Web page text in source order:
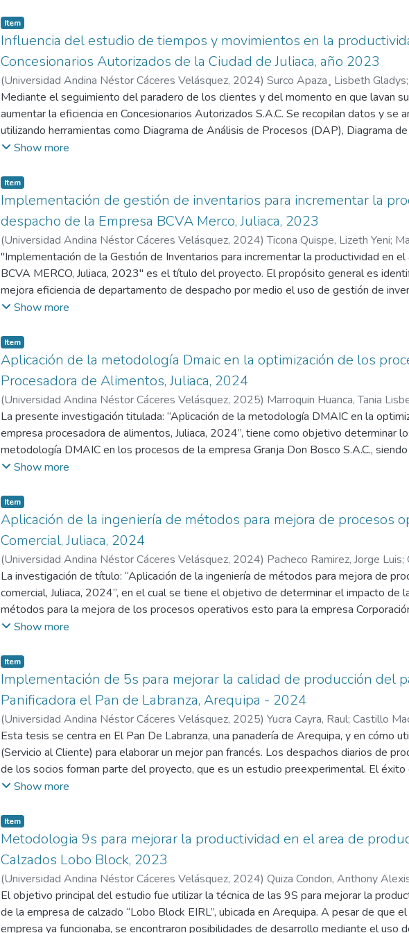
programadas como organización, produciéndose desviaciones referidos a lo
de estudio son los diferentes procesos y actividades de operaciones constructivas y
los resultados se espera mejorar los niveles de productividad, eficiencia y eficacia en
comprendidas para las operaciones correspondientes. Se aprecia al final que la
indicadores de gestión permiten tener un efecto directo y positivo en la productividad
actividades y las mejoras correspondientes.
Item
Influencia del estudio de tiempos y movimientos en la
Concesionarios Autorizados de la Ciudad de Juliaca, año 2023
(Universidad Andina Néstor Cáceres Velásquez, 2024) Surco Apaza¸ Lisbeth Gladys;
Universidad Andina Néstor Cáceres Velásquez
Mediante el seguimiento del paradero de los clientes y del momento en que lavan
aumentar la eficiencia en Concesionarios Autorizados S.A.C. Se recopilan datos y se
utilizando herramientas como Diagrama de Análisis de Procesos (DAP), Diagrama
Operación de Procesos (DOP). La investigación emplea un enfoque descriptivo no
actual de estudiar los tiempos y los movimientos es inadecuada. La investigación
cuenta las tecnologías nuevas que facilitan efectuación de actividades en menos
de lavado de coches y más dinero en el banco. El estudio se basa en paradigma
descriptivo no experimental. Utiliza sobre todo diagramas de procesos, como
procesos además diagrama de recorrido, para mostrar cómo pueden mejorarse los
Show more
Item
Implementación de gestión de inventarios para incrementar la
despacho de la Empresa BCVA Merco, Juliaca, 2023
(Universidad Andina Néstor Cáceres Velásquez, 2024)Ticona Quispe, Lizeth Yeni;
Universidad Andina Néstor Cáceres Velásquez
"Implementación de la Gestión de Inventarios para incrementar la productividad en
BCVA MERCO, Juliaca, 2023" es el título del proyecto. El propósito general es
mejora eficiencia de departamento de despacho por medio el uso de gestión de
es la variable independiente en este estudio, y población se define como
El estudio emplea una perspectiva cuantitativa y un diseño experimental para analizar
diversas técnicas de medición. Se utilizaron tarjetas de registro válidas y fiables e
información, que se detallan en gráficos además de tablas.
La ejecución de gestión de inventarios aumenta producción del 57,84% al 87,34%,
responsable y las aplicaciones proporcionadas lograron el objetivo del análisis. Esta
conclusiones.
La productividad, el índice de excelencia de pedidos, la rotación de existencias y la
de los conceptos más relevantes en este campo.
Show more
Item
Aplicación de la metodología Dmaic en la optimización de los
Procesadora de Alimentos, Juliaca, 2024
(Universidad Andina Néstor Cáceres Velásquez, 2025) Marroquin Huanca, Tania
Esteban;Universidad Andina Néstor Cáceres Velásquez
La presente investigación titulada: “Aplicación de la metodología DMAIC en la
empresa procesadora de alimentos, Juliaca, 2024”, tiene como objetivo determinar
metodología DMAIC en los procesos de la empresa Granja Don Bosco S.A.C., siendo
filosofía SIX Sigma, la cual está trabajando en torno a cinco principios de la
Esta investigación es de enfoque cuantitativo, de diseño no experimental, de tipo
técnicas e instrumentos para la obtención de datos se basan en herramientas de la
análisis documental de algunas de las estadísticas previas, las cuales se usarán a
secundarias, además de la observación directa para determinar el peso de los
la línea de producción de lácteos, específicamente en la producción de quesos, los
procesos a las cuales se aplicará las etapas del ciclo DMAIC. Por lo que al final se
de esta metodología en la optimización de los procesos de la empresa GRANJA
Show more
Item
Aplicación de la ingeniería de métodos para mejora de procesos
Comercial, Juliaca, 2024
(Universidad Andina Néstor Cáceres Velásquez, 2024) Pacheco Ramirez, Jorge Luis;
Universidad Andina Néstor Cáceres Velásquez
La investigación de título: “Aplicación de la ingeniería de métodos para mejora de
comercial, Juliaca, 2024”, en el cual se tiene el objetivo de determinar el impacto de
métodos para la mejora de los procesos operativos esto para la empresa
como actividades principales la venta, producción y comercialización de artículos y
de automóviles. El problema analizado se centra en la baja productividad de
incrementar el nivel de producción actual, el cual puede ser analizado e interpretado
y análisis de procesos. La metodología de investigación parte por realizar un análisis
permite analizar los tiempos de procesamiento de cada operación, siendo estos
un enfoque cuantitativo, la población de estudio se centra en los tiempos de
observaciones de cada actividad. Los resultados han determinado un incremento de
enfocado en la mejora de producción, la reducción de costos, mejor utilización de
la ingeniería de métodos permite mejorar la productividad, generar un estándar de
calidad respectiva.
Show more
Item
Implementación de 5s para mejorar la calidad de producción del
Panificadora el Pan de Labranza, Arequipa - 2024
(Universidad Andina Néstor Cáceres Velásquez, 2025) Yucra Cayra, Raul; Castillo
Andina Néstor Cáceres Velásquez
Esta tesis se centra en El Pan De Labranza, una panadería de Arequipa, y en cómo
(Servicio al Cliente) para elaborar un mejor pan francés. Los despachos diarios de
de los socios forman parte del proyecto, que es un estudio preexperimental. El éxito
tradujo en una mejora de la calidad de la producción del 32,86%, un aumento de la
variable, la investigación sugiere utilizar las 5S en varios departamentos de la
completa de la eficacia de las 5S, se recomienda su implantación en toda la
la panadería necesita adoptar la metodología de las 5S.
Show more
Item
Metodologia 9s para mejorar la productividad en el area de
Calzados Lobo Block, 2023
(Universidad Andina Néstor Cáceres Velásquez, 2024) Quiza Condori, Anthony
Universidad Andina Néstor Cáceres Velásquez
El objetivo principal del estudio fue utilizar la técnica de las 9S para mejorar la
de la empresa de calzado “Lobo Block EIRL”, ubicada en Arequipa. A pesar de que
empresa ya funcionaba, se encontraron posibilidades de desarrollo mediante el uso